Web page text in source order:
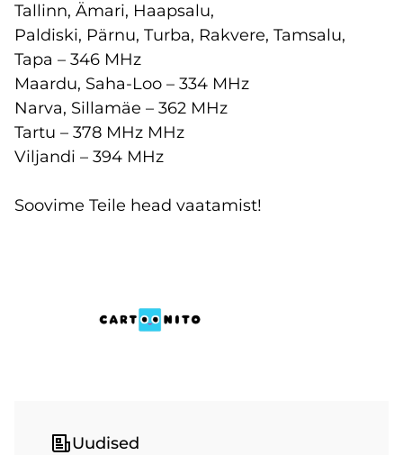
Tallinn, Ämari, Haapsalu,
Paldiski, Pärnu, Turba, Rakvere, Tamsalu,
Tapa – 346 MHz
Maardu, Saha-Loo – 334 MHz
Narva, Sillamäe – 362 MHz
Tartu – 378 MHz MHz
Viljandi – 394 MHz
Soovime Teile head vaatamist!
Uudised